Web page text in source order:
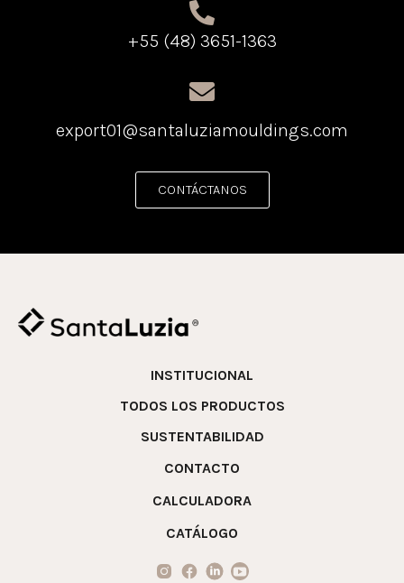
+55 (48) 3651-1363
export01@santaluziamouldings.com
CONTÁCTANOS
INSTITUCIONAL
TODOS LOS PRODUCTOS
SUSTENTABILIDAD
CONTACTO
CALCULADORA
CATÁLOGO